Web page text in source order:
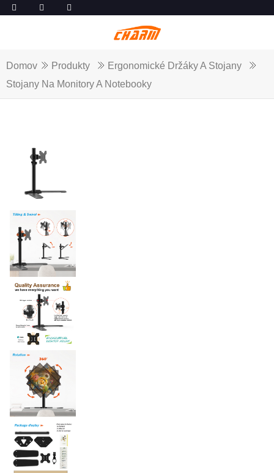
Domov Produkty
Ergonomické Držáky A Stojany
Stojany Na Monitory A Notebooky